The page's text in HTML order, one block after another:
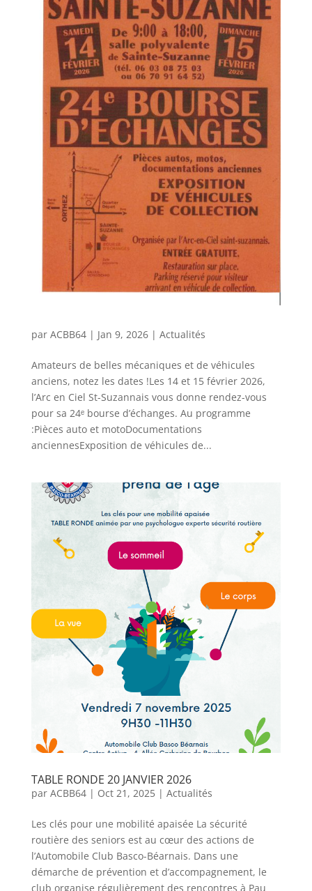
par ACBB64| Jan 9, 2026| Actualités
Amateurs de belles mécaniques et de véhicules
anciens, notez les dates !Les 14 et 15 février 2026,
l’Arc en Ciel St-Suzannais vous donne rendez-vous
pour sa 24ᵉ bourse d’échanges. Au programme
:Pièces auto et motoDocumentations
anciennesExposition de véhicules de...
TABLE RONDE 20 JANVIER 2026
par ACBB64| Oct 21, 2025| Actualités
Les clés pour une mobilité apaisée La sécurité
routière des seniors est au cœur des actions de
l’Automobile Club Basco-Béarnais. Dans une
démarche de prévention et d’accompagnement, le
club organise régulièrement des rencontres à Pau